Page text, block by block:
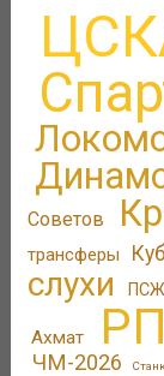
Советов
трансферы
слухи
ПСЖ
Ахмат
ЧМ-2026